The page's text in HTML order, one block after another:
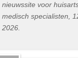
nieuwssite voor
medisch specialisten,
2026.